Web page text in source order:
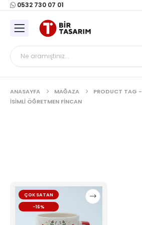
0532 730 07 01
ANASAYFA MAĞAZA
PRODUCT TAG -
ISIMLI ÖĞRETMEN FINCAN
ÇOK SATAN
-16%
Bu
ürünün
birden